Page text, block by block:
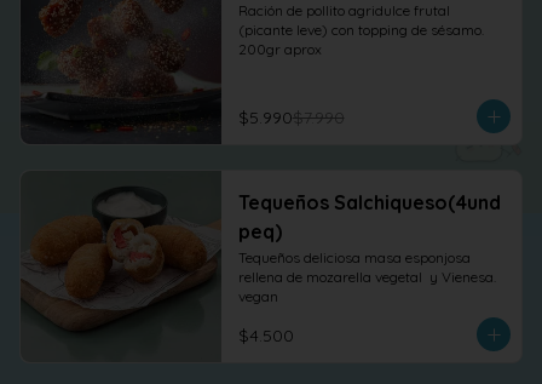
Ración de pollito agridulce frutal
(picante leve) con topping de sésamo.
200gr aprox
$5.990$7.990
Tequeños Salchiqueso(4und
peq)
Tequeños deliciosa masa esponjosa
rellena de mozarella vegetal  y Vienesa.
vegan
$4.500